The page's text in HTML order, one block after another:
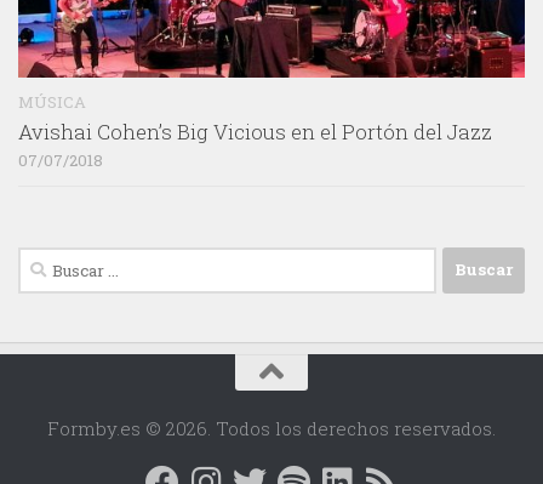
MÚSICA
Avishai Cohen’s Big Vicious en el Portón del Jazz
07/07/2018
Buscar:
Formby.es © 2026. Todos los derechos reservados.